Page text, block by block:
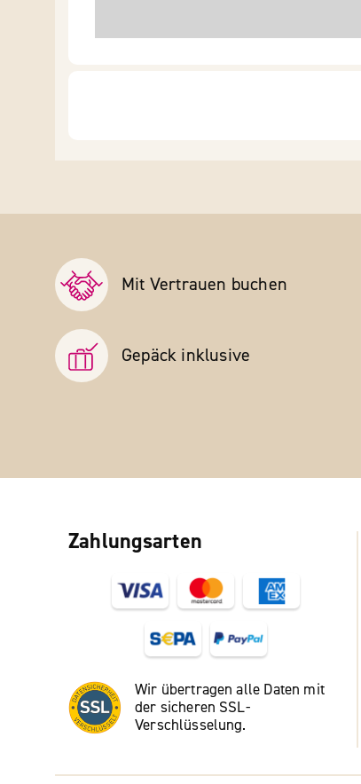
Mit Vertrauen buchen
Gepäck inklusive
Zahlungsarten
Wir übertragen alle Daten mit
der sicheren SSL-
Verschlüsselung.